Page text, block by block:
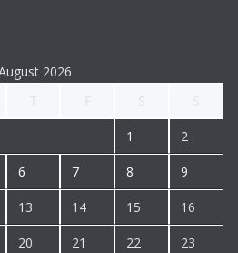
2026
1 2
6 7 8 9
13 14 15 16
20 21 22 23